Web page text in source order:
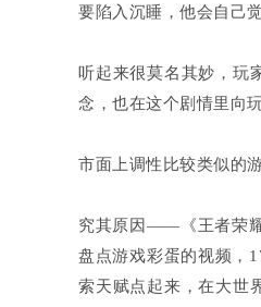
要陷入沉睡，他会自己
听起来很莫名其妙，玩
念，也在这个剧情里向
市面上调性比较类似的
究其原因——《王者荣
盘点游戏彩蛋的视频，
索天赋点起来，在大世